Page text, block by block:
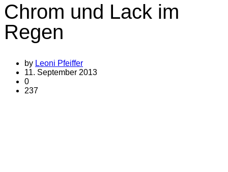
Chrom und Lack im
Regen
by Leoni Pfeiffer
11. September 2013
0
237